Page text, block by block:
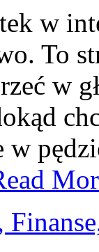
w
To
w
w